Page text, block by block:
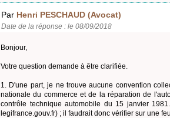
Par Henri PESCHAUD (Avocat)
Date de la réponse : le 08/09/2018
Bonjour,
Votre question demande à être clarifiée.
1. D'une part, je ne trouve aucune convention
nationale du commerce et de la réparation de
contrôle technique automobile du 15 janvier
legifrance.gouv.fr) ; il faudrait donc vérifier sur une